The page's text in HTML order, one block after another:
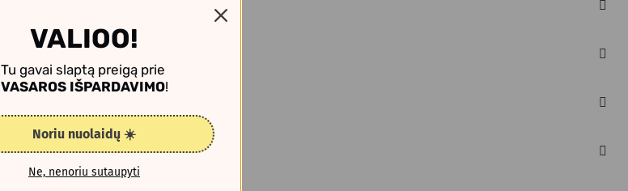
VALIOO!
Tu gavai slaptą preigą prie
VASAROS IŠPARDAVIMO!
Noriu nuolaidų ☀️
Ne, nenoriu sutaupyti